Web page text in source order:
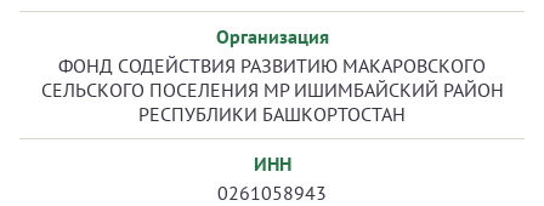
Организация
ФОНД СОДЕЙСТВИЯ РАЗВИТИЮ МАКАРОВСКОГО
СЕЛЬСКОГО ПОСЕЛЕНИЯ МР ИШИМБАЙСКИЙ РАЙОН
РЕСПУБЛИКИ БАШКОРТОСТАН
ИНН
0261058943